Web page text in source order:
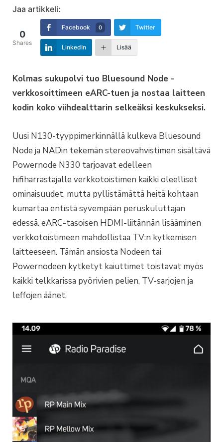
Jaa artikkeli:
0
Shares
Facebook 0 Twitter
LinkedIn Lisää
Kolmas sukupolvi tuo Bluesound Node -
verkkosoittimeen eARC-tuen ja nostaa laitteen
kodin koko viihdealttarin selkeäksi keskukseksi.
Uusi N130-tyyppimerkinnällä kulkeva Bluesound
Node ja NADin tekemän stereovahvistimen sisältävä
Powernode N330 tarjoavat edelleen
hifiharrastajalle verkkotoistimen kaikki oleelliset
ominaisuudet, mutta pyllistämättä heitä kohtaan
kumartaa entistä syvempään peruskuluttajan
edessä. eARC-tasoisen HDMI-liitännän lisääminen
verkkotoistimeen mahdollistaa TV:n kytkemisen
laitteeseen. Tämän ansiosta Nodeen tai
Powernodeen kytketyt kaiuttimet toistavat myös
kaikki telkkarissa pyörivien pelien, TV-sarjojen ja
leffojen äänet.